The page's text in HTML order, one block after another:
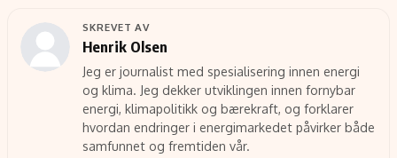
SKREVET AV
Henrik Olsen
Jeg er journalist med spesialisering innen energi
og klima. Jeg dekker utviklingen innen fornybar
energi, klimapolitikk og bærekraft, og forklarer
hvordan endringer i energimarkedet påvirker både
samfunnet og fremtiden vår.